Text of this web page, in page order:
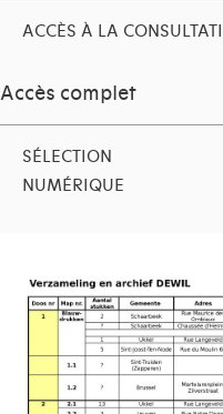
ACCÈS À LA
Accès complet
SÉLECTION
NUMÉRIQUE